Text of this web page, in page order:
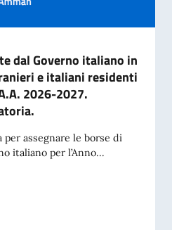
dal Governo italiano in
e italiani residenti
2026-2027.
assegnare le borse di
italiano per l’Anno...
dal Governo italiano in favore di